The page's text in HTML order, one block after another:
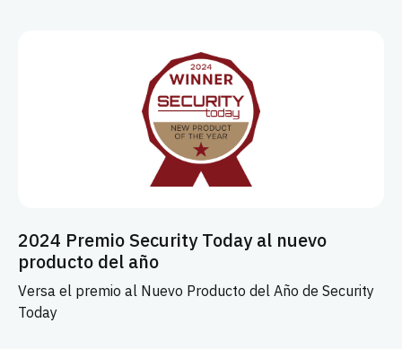
2024 Premio Security Today al nuevo
producto del año
Versa el premio al Nuevo Producto del Año de Security
Today